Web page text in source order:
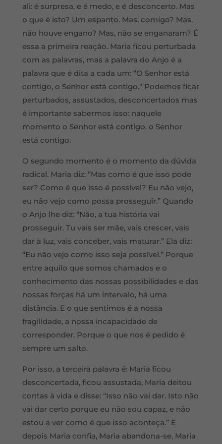
ali: é surpresa, e é medo, e é desconcerto. Mas
o que é isto? Um espanto. Mas, comigo? Mas,
não houve engano? Mas, não se enganaram? É
essa a primeira reação. Maria ficou perturbada
com as palavras, mas a palavra do Anjo é a
palavra que é dita a cada um: “O Senhor está
contigo, o Senhor está contigo.” Podemos ficar
perturbados, assustados, desconcertados mas
é importante sabermos isso: naquele
momento o Senhor está contigo, o Senhor
está contigo.
O segundo momento é o momento da dúvida
radical. Maria diz: “Mas como é que isso pode
ser? Como é que isso é possível? Eu não vejo,
eu não vejo como possa prosseguir.” Quando
o Anjo lhe diz: “Não, a tua história vai
prosseguir. Tu vais ser mãe, vais crescer, vais
dar à luz, vais conceber, vais maturar.” Ela diz:
“Eu não vejo como isso seja possível.” Porque
entre aquilo que somos chamados e o
conhecimento das nossas possibilidades e das
nossas forças há um intervalo, há uma
distância. E o que sentimos é a nossa
fragilidade, a nossa incapacidade de
corresponder. Porque o que nos é pedido é
sempre um salto.
Por isso, a terceira palavra é: Maria ficou
desconcertada, ficou assustada, Maria deitou
contas à vida e disse: “Isso não vai dar. Isto não
vai dar certo porque eu não sou capaz, e não
estou a ver como é que isso aconteça.” E
depois Maria confia, Maria abandona-se, Maria